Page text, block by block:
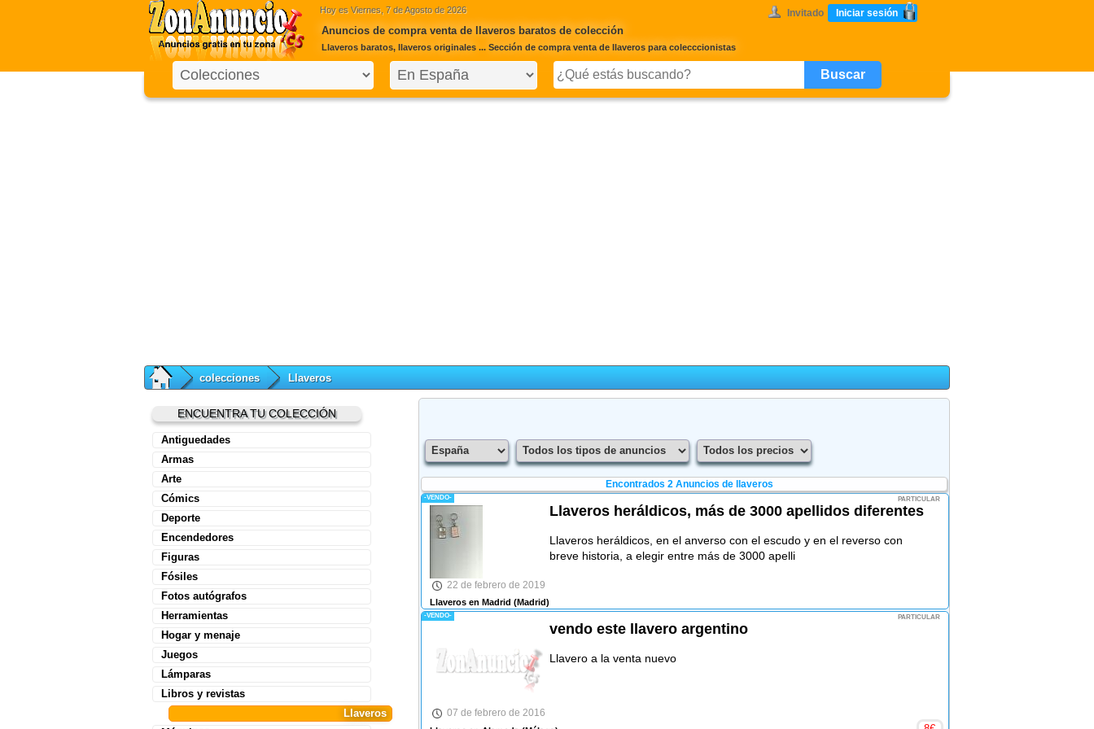
Hoy es Viernes, 7 de Agosto de 2026 Invitado Iniciar sesión
Anuncios de compra venta de llaveros baratos de colección
Llaveros baratos, llaveros originales ... Sección de compra venta de llaveros para colecccionistas
colecciones Llaveros
ENCUENTRA TU COLECCIÓN
Antiguedades
Armas
Arte
Cómics
Deporte
Encendedores
Figuras
Fósiles
Fotos autógrafos
Herramientas
Hogar y menaje
Juegos
Lámparas
Libros y revistas
Llaveros
Encontrados 2 Anuncios de llaveros
-VENDO- PARTICULAR
Llaveros heráldicos, más de 3000 apellidos diferentes
Llaveros heráldicos, en el anverso con el escudo y en el reverso con
breve historia, a elegir entre más de 3000 apelli
22 de febrero de 2019
Llaveros en Madrid (Madrid)
-VENDO- PARTICULAR
vendo este llavero argentino
Llavero a la venta nuevo
07 de febrero de 2016